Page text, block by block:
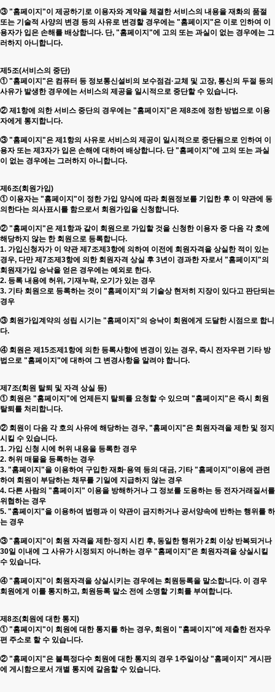
③ "홈페이지"이 제공하기로 이용자와 계약을 체결한 서비스의 내용을 재화의 품절
또는 기술적 사양의 변경 등의 사유로 변경할 경우에는 "홈페이지"은 이로 인하여 이
용자가 입은 손해를 배상합니다. 단, "홈페이지"에 고의 또는 과실이 없는 경우에는 그
러하지 아니합니다.
제5조(서비스의 중단)
① "홈페이지"은 컴퓨터 등 정보통신설비의 보수점검·교체 및 고장, 통신의 두절 등의
사유가 발생한 경우에는 서비스의 제공을 일시적으로 중단할 수 있습니다.
② 제1항에 의한 서비스 중단의 경우에는 "홈페이지"은 제8조에 정한 방법으로 이용
자에게 통지합니다.
③ "홈페이지"은 제1항의 사유로 서비스의 제공이 일시적으로 중단됨으로 인하여 이
용자 또는 제3자가 입은 손해에 대하여 배상합니다. 단 "홈페이지"에 고의 또는 과실
이 없는 경우에는 그러하지 아니합니다.
제6조(회원가입)
① 이용자는 "홈페이지"이 정한 가입 양식에 따라 회원정보를 기입한 후 이 약관에 동
의한다는 의사표시를 함으로서 회원가입을 신청합니다.
② "홈페이지"은 제1항과 같이 회원으로 가입할 것을 신청한 이용자 중 다음 각 호에
해당하지 않는 한 회원으로 등록합니다.
1. 가입신청자가 이 약관 제7조제3항에 의하여 이전에 회원자격을 상실한 적이 있는
경우, 다만 제7조제3항에 의한 회원자격 상실 후 3년이 경과한 자로서 "홈페이지"의
회원재가입 승낙을 얻은 경우에는 예외로 한다.
2. 등록 내용에 허위, 기재누락, 오기가 있는 경우
3. 기타 회원으로 등록하는 것이 "홈페이지"의 기술상 현저히 지장이 있다고 판단되는
경우
③ 회원가입계약의 성립 시기는 "홈페이지"의 승낙이 회원에게 도달한 시점으로 합니
다.
④ 회원은 제15조제1항에 의한 등록사항에 변경이 있는 경우, 즉시 전자우편 기타 방
법으로 "홈페이지"에 대하여 그 변경사항을 알려야 합니다.
제7조(회원 탈퇴 및 자격 상실 등)
① 회원은 "홈페이지"에 언제든지 탈퇴를 요청할 수 있으며 "홈페이지"은 즉시 회원
탈퇴를 처리합니다.
② 회원이 다음 각 호의 사유에 해당하는 경우, "홈페이지"은 회원자격을 제한 및 정지
시킬 수 있습니다.
1. 가입 신청 시에 허위 내용을 등록한 경우
2. 허위 매물을 등록하는 경우
3. "홈페이지"을 이용하여 구입한 재화·용역 등의 대금, 기타 "홈페이지"이용에 관련
하여 회원이 부담하는 채무를 기일에 지급하지 않는 경우
4. 다른 사람의 "홈페이지" 이용을 방해하거나 그 정보를 도용하는 등 전자거래질서를
위협하는 경우
5. "홈페이지"을 이용하여 법령과 이 약관이 금지하거나 공서양속에 반하는 행위를 하
는 경우
③ "홈페이지"이 회원 자격을 제한·정지 시킨 후, 동일한 행위가 2회 이상 반복되거나
30일 이내에 그 사유가 시정되지 아니하는 경우 "홈페이지"은 회원자격을 상실시킬
수 있습니다.
④ "홈페이지"이 회원자격을 상실시키는 경우에는 회원등록을 말소합니다. 이 경우
회원에게 이를 통지하고, 회원등록 말소 전에 소명할 기회를 부여합니다.
제8조(회원에 대한 통지)
① "홈페이지"이 회원에 대한 통지를 하는 경우, 회원이 "홈페이지"에 제출한 전자우
편 주소로 할 수 있습니다.
② "홈페이지"은 불특정다수 회원에 대한 통지의 경우 1주일이상 "홈페이지" 게시판
에 게시함으로서 개별 통지에 갈음할 수 있습니다.